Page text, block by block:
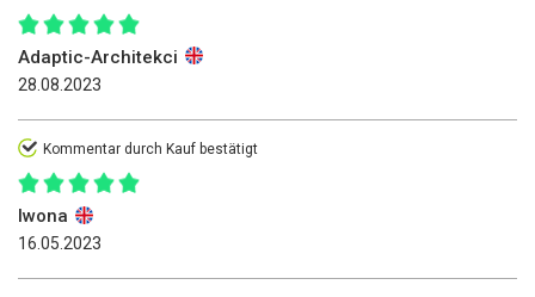
Adaptic-Architekci
28.08.2023
Kommentar durch Kauf bestätigt
Iwona
16.05.2023